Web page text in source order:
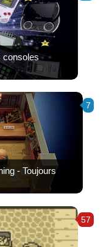
consoles
7
- Toujours
57